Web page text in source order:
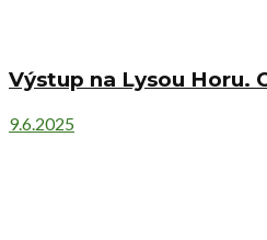
Výstup na Lysou Horu.
9.6.2025